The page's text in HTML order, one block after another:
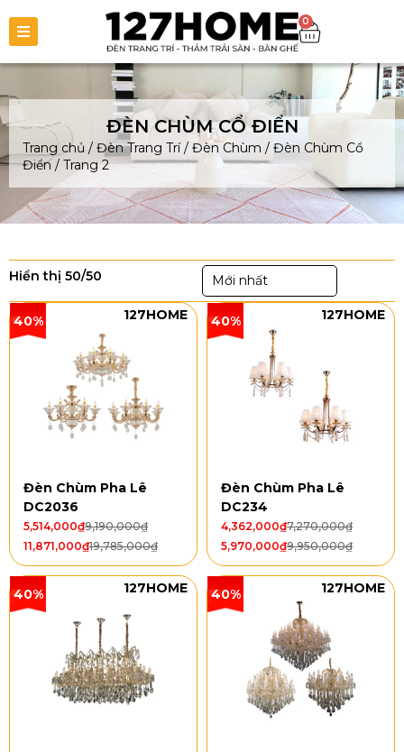
0
ĐÈN CHÙM CỔ ĐIỂN
Trang chủ / Đèn Trang Trí/ Đèn Chùm / Đèn Chùm Cổ
Điển/ Trang 2
Hiển thị 50/50 Mới nhất
40% 127HOME
Đèn Chùm Pha Lê
DC2036
9,190,000₫
5,514,000₫
19,785,000₫
11,871,000₫
40% 127HOME
Đèn Chùm Pha Lê
DC234
7,270,000₫
4,362,000₫
9,950,000₫
5,970,000₫
40% 127HOME 40% 127HOME